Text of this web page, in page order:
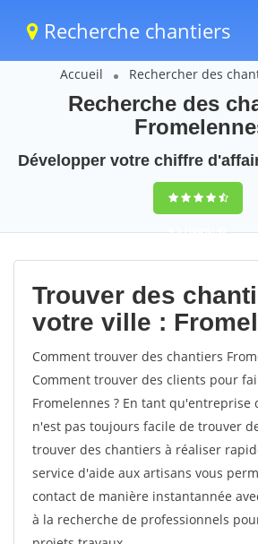
Recherche chantiers
Accueil Rechercher des
Recherche des
Développer votre chiffre
9,5(100%)42
votes
Trouver des
votre ville :
Comment trouver des chantiers
Comment trouver des clients pour
Fromelennes ? En tant qu'entreprise
n'est pas toujours facile de trouver
trouver des chantiers à réaliser
service d'aide aux artisans vous
contact de manière instantannée
à la recherche de professionnels